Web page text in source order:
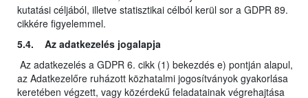
kutatási céljából, illetve statisztikai célból kerül sor a GDPR 89.
cikkére figyelemmel.
5.4. Az adatkezelés jogalapja
Az adatkezelés a GDPR 6. cikk (1) bekezdés e) pontján alapul,
az Adatkezelőre ruházott közhatalmi jogosítványok gyakorlása
keretében végzett, vagy közérdekű feladatainak végrehajtása